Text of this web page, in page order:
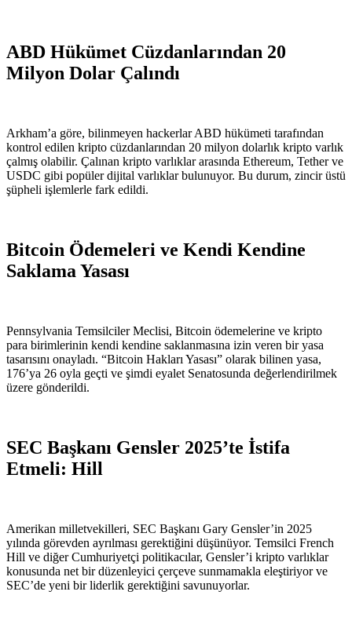
ABD Hükümet Cüzdanlarından 20
Milyon Dolar Çalındı
Arkham’a göre, bilinmeyen hackerlar ABD hükümeti tarafından
kontrol edilen kripto cüzdanlarından 20 milyon dolarlık kripto varlık
çalmış olabilir. Çalınan kripto varlıklar arasında Ethereum, Tether ve
USDC gibi popüler dijital varlıklar bulunuyor. Bu durum, zincir üstü
şüpheli işlemlerle fark edildi.
Bitcoin Ödemeleri ve Kendi Kendine
Saklama Yasası
Pennsylvania Temsilciler Meclisi, Bitcoin ödemelerine ve kripto
para birimlerinin kendi kendine saklanmasına izin veren bir yasa
tasarısını onayladı. “Bitcoin Hakları Yasası” olarak bilinen yasa,
176’ya 26 oyla geçti ve şimdi eyalet Senatosunda değerlendirilmek
üzere gönderildi.
SEC Başkanı Gensler 2025’te İstifa
Etmeli: Hill
Amerikan milletvekilleri, SEC Başkanı Gary Gensler’in 2025
yılında görevden ayrılması gerektiğini düşünüyor. Temsilci French
Hill ve diğer Cumhuriyetçi politikacılar, Gensler’i kripto varlıklar
konusunda net bir düzenleyici çerçeve sunmamakla eleştiriyor ve
SEC’de yeni bir liderlik gerektiğini savunuyorlar.